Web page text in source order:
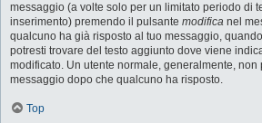
messaggio (a volte solo per un limitato periodo di
inserimento) premendo il pulsante modifica nel
qualcuno ha già risposto al tuo messaggio,
potresti trovare del testo aggiunto dove viene
modificato. Un utente normale, generalmente, non
messaggio dopo che qualcuno ha risposto.
Top